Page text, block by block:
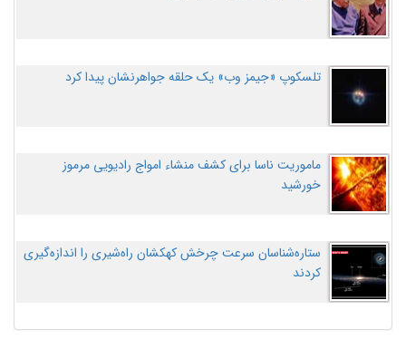
تلسکوپ «جیمز وب» یک حلقه جواهرنشان پیدا کرد
ماموریت ناسا برای کشف منشاء امواج رادیویی مرموز
خورشید
ستاره‌شناسان سرعت چرخش کهکشان راه‌شیری را اندازه‌گیری
کردند